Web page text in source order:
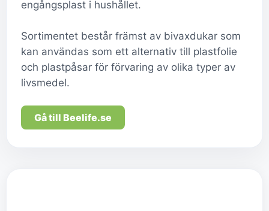
engångsplast i hushållet.
Sortimentet består främst av bivaxdukar som
kan användas som ett alternativ till plastfolie
och plastpåsar för förvaring av olika typer av
livsmedel.
Gå till Beelife.se